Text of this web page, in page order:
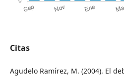
Citas
Agudelo Ramírez, M. (2004). El